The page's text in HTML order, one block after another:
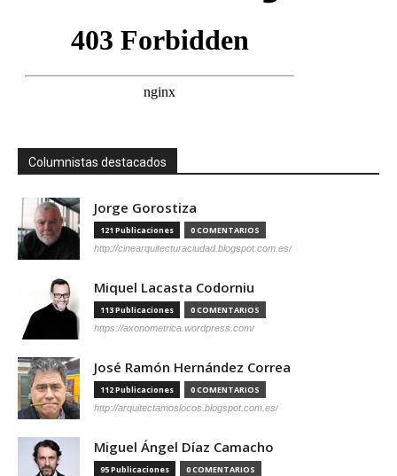
Columnistas destacados
Jorge Gorostiza
121 Publicaciones 0 COMENTARIOS
http://cinearquitecturaciudad.blogspot.com.es/
Miquel Lacasta Codorniu
113 Publicaciones 0 COMENTARIOS
https://axonometrica.wordpress.com/
José Ramón Hernández Correa
112 Publicaciones 0 COMENTARIOS
http://arquitectamoslocos.blogspot.com.es/
Miguel Ángel Díaz Camacho
95 Publicaciones 0 COMENTARIOS